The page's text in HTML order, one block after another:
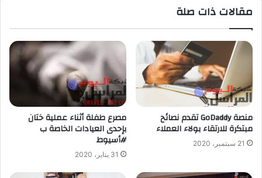
مقالات ذات صلة
منصة GoDaddy تقدم نصائح
مبتكرة للارتقاء بولاء العملاء
21 سبتمبر، 2020
مصرع طفلة أثناء عملية ختان
بإحدى العيادات الخاصة ب
#أسيوط
31 يناير، 2020